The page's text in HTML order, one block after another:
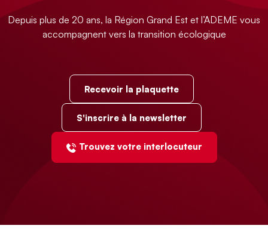
Depuis plus de 20 ans, la Région Grand Est et l’ADEME vous
accompagnent vers la transition écologique
Recevoir la plaquette
S'inscrire à la newsletter
Trouvez votre interlocuteur